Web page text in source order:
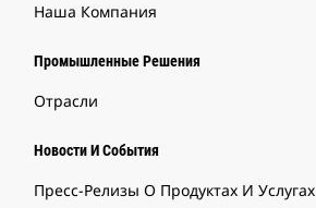
Наша Компания
Промышленные Решения
Отрасли
Новости И События
Пресс-Релизы О Продуктах И Услугах